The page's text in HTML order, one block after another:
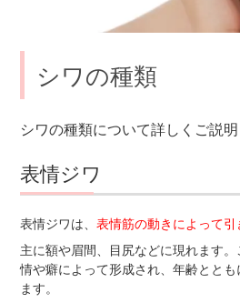
シワの種類
シワの種類について詳しくご説明
表情ジワ
表情ジワは、表情筋の動きによって
主に額や眉間、目尻などに現れます
情や癖によって形成され、年齢とと
ます。